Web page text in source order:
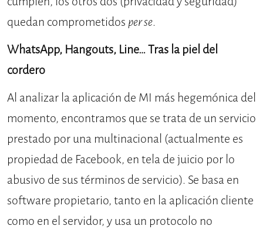
quedan comprometidos per se.
WhatsApp, Hangouts, Line… Tras la piel del
cordero
Al analizar la aplicación de MI más hegemónica del
momento, encontramos que se trata de un servicio
prestado por una multinacional (actualmente es
propiedad de Facebook, en tela de juicio por lo
abusivo de sus términos de servicio). Se basa en
software propietario, tanto en la aplicación cliente
como en el servidor, y usa un protocolo no